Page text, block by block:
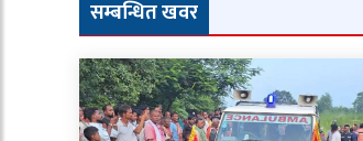
सम्बन्धित खवर